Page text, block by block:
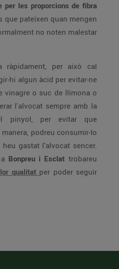
per les proporcions de fibra
que pateixen quan mengen
no noten malestar
ràpidament, per això cal
hi algun àcid per evitar-ne
vinagre o suc de llimona o
l'alvocat sempre amb la
pinyol, per evitar que
podreu consumir-lo
gastat l'alvocat sencer.
Bonpreu i Esclat trobareu
qualitat per poder seguir